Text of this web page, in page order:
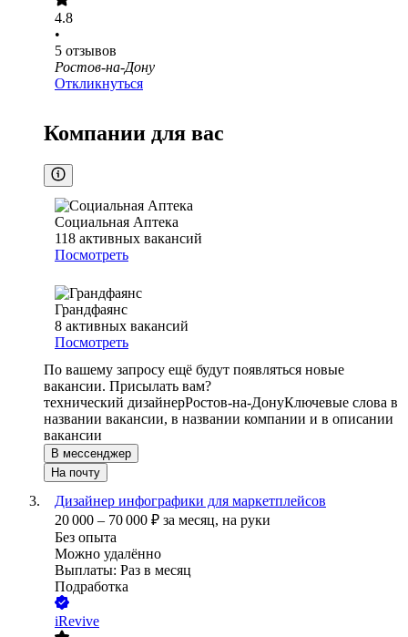
4.8
•
5 отзывов
Ростов-на-Дону
Откликнуться
Компании для вас
Социальная Аптека
118 активных вакансий
Посмотреть
Грандфаянс
8 активных вакансий
Посмотреть
По вашему запросу ещё будут появляться новые
вакансии. Присылать вам?
технический дизайнерРостов-на-ДонуКлючевые слова в
названии вакансии, в названии компании и в описании
вакансии
В мессенджер
На почту
Дизайнер инфографики для маркетплейсов
20 000 – 70 000 ₽ за месяц, на руки
Без опыта
Можно удалённо
Выплаты: Раз в месяц
Подработка
iRevive